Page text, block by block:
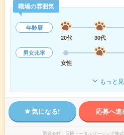
職場の雰囲気
年齢層
20代
30代
男女比率
女性
もっと
気になる! 応募へ進
派遣会社 日研トータルソーシング株